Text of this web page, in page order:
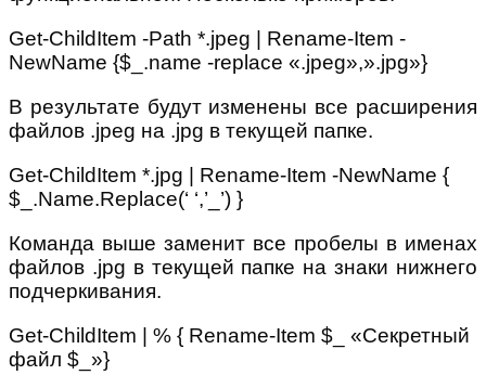
Get-ChildItem -Path *.jpeg | Rename-Item -
NewName {$_.name -replace «.jpeg»,».jpg»}
В результате будут изменены все расширения
файлов .jpeg на .jpg в текущей папке.
Get-ChildItem *.jpg | Rename-Item -NewName {
$_.Name.Replace(‘ ‘,’_’) }
Команда выше заменит все пробелы в именах
файлов .jpg в текущей папке на знаки нижнего
подчеркивания.
Get-ChildItem | % { Rename-Item $_ «Секретный
файл $_»}